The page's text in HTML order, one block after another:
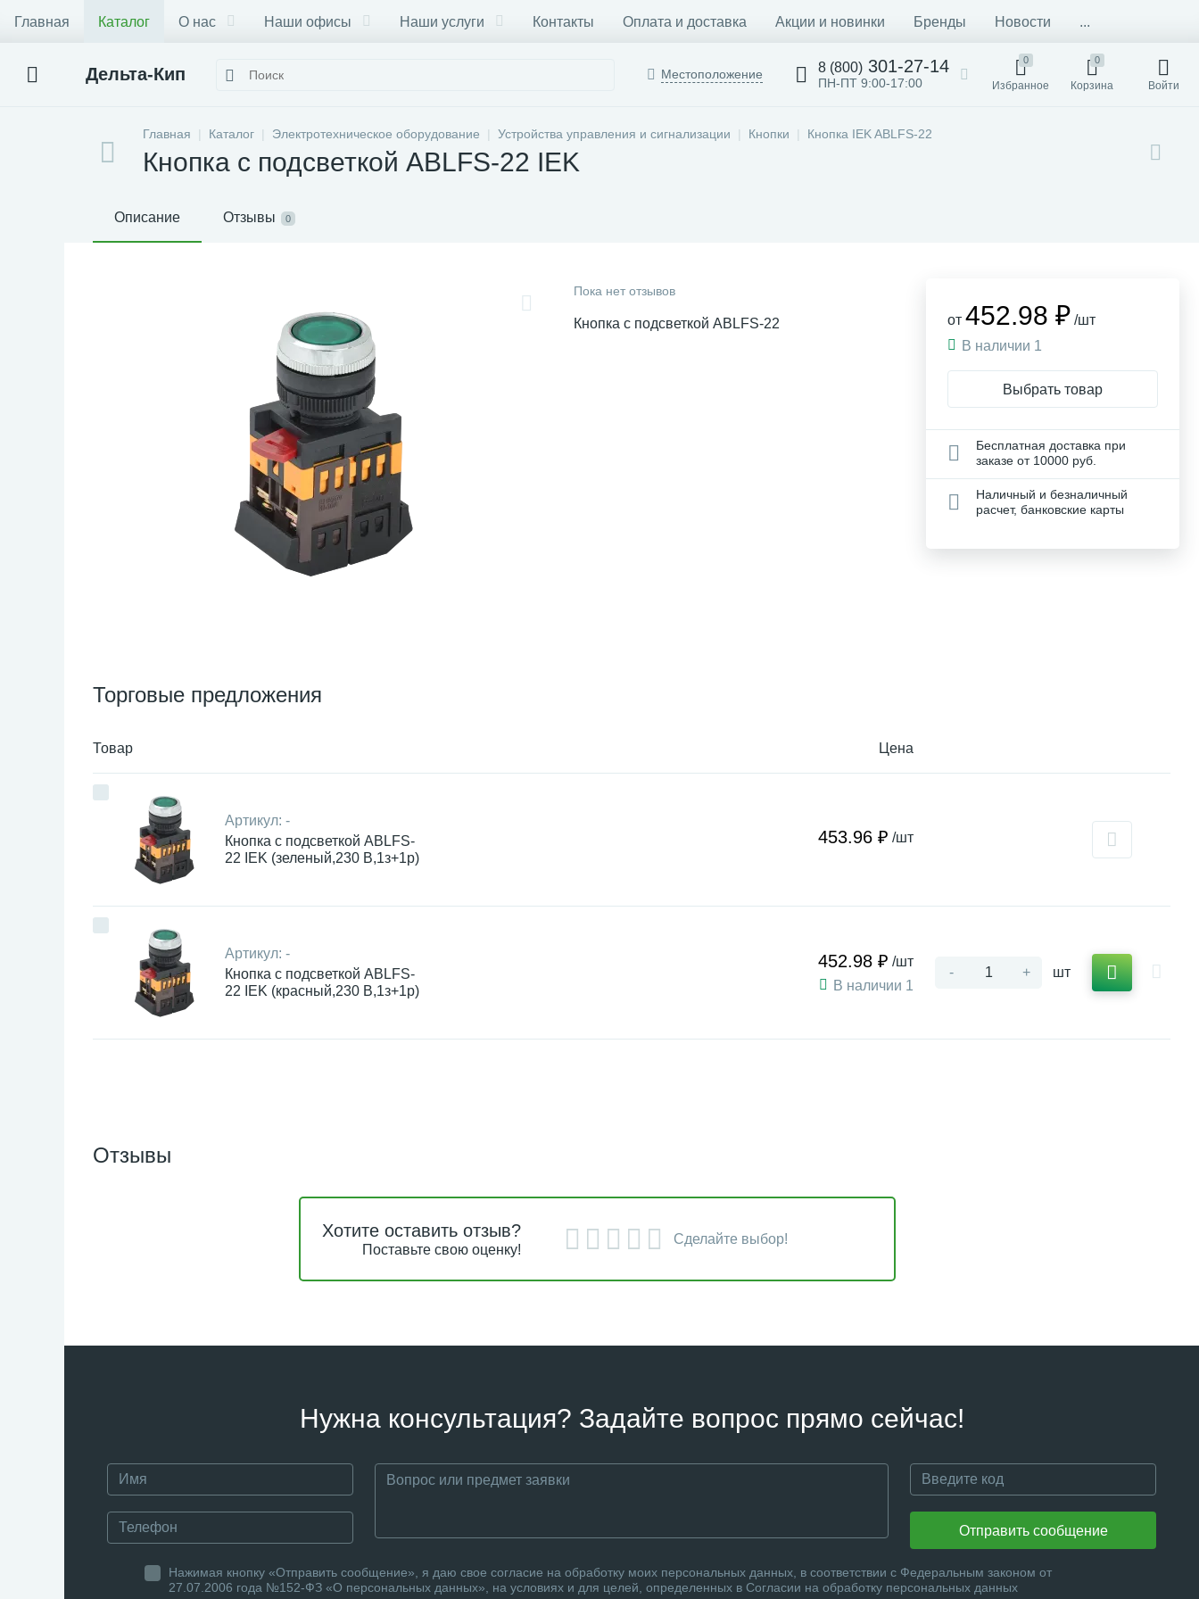
Главная Каталог О нас Наши офисы Наши услуги Контакты Оплата и доставка Акции и новинки Бренды Новости ...
Дельта-Кип Местоположение 8 (800) 301-27-14
ПН-ПТ 9:00-17:00
0
Избранное
0
Корзина Войти
Главная Каталог Электротехническое оборудование Устройства управления и сигнализации Кнопки Кнопка IEK ABLFS-22
Кнопка с подсветкой ABLFS-22 IEK
Описание Отзывы 0
Пока нет отзывов
Кнопка с подсветкой ABLFS-22
Торговые предложения
Товар Цена
Артикул: -
Кнопка с подсветкой ABLFS-
22 IEK (зеленый,230 В,1з+1р)
453.96 ₽ /шт
Артикул: -
Кнопка с подсветкой ABLFS-
22 IEK (красный,230 В,1з+1р)
452.98 ₽ /шт
В наличии 1
- + шт
от 452.98 ₽ /шт
В наличии 1
Выбрать товар
Бесплатная доставка при
заказе от 10000 руб.
Наличный и безналичный
расчет, банковские карты
Отзывы
Хотите оставить отзыв?
Поставьте свою оценку!
Сделайте выбор!
Нужна консультация? Задайте вопрос прямо сейчас!
Отправить сообщение
Нажимая кнопку «Отправить сообщение», я даю свое согласие на обработку моих персональных данных, в соответствии с Федеральным законом от
27.07.2006 года №152-ФЗ «О персональных данных», на условиях и для целей, определенных в Согласии на обработку персональных данных